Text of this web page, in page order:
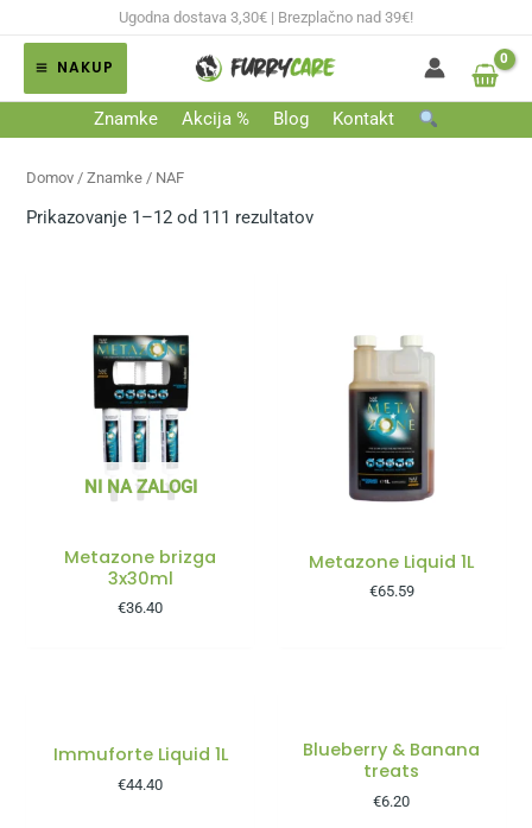
content
Ugodna dostava 3,30€ | Brezplačno nad 39€!
MAIN
MENU
NAKUP
Znamke Akcija % Blog Kontakt
Domov / Znamke / NAF
Prikazovanje 1–12 od 111 rezultatov
NI NA ZALOGI
Metazone brizga
3x30ml
€36.40
Metazone Liquid 1L
€65.59
Immuforte Liquid 1L
€44.40
Blueberry & Banana
treats
€6.20